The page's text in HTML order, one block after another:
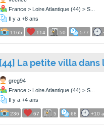
France > Loire Atlantique (44) > S...
Il y a +8 ans
1165 114 50 577
[44] La petite villa dans
greg94
France > Loire Atlantique (44) > S...
Il y a +4 ans
236 67 5 68 +10